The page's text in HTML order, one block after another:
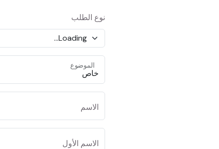
نوع الطلب
الموضوع
الاسم
الاسم الأول